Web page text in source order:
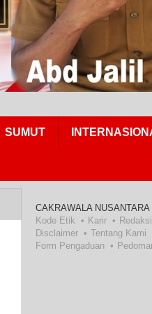
SUMUT
CAKRAWALA NUSANTARA
Kode Etik
Karir Redaksi
Disclaimer
Tentang Kami
Form Pengaduan